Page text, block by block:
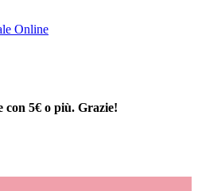
con 5€ o più. Grazie!